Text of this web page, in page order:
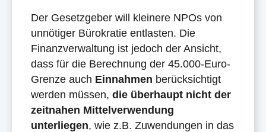
Der Gesetzgeber will kleinere NPOs von
unnötiger Bürokratie entlasten. Die
Finanzverwaltung ist jedoch der Ansicht,
dass für die Berechnung der 45.000-Euro-
Grenze auch Einnahmen berücksichtigt
werden müssen, die überhaupt nicht der
zeitnahen Mittelverwendung
unterliegen, wie z.B. Zuwendungen in das